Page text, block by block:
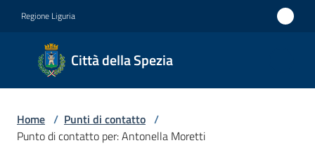
Regione Liguria
Città della Spezia
Città
della
Medaglia
Home / Punti di contatto /
Punto di contatto per: Antonella Moretti